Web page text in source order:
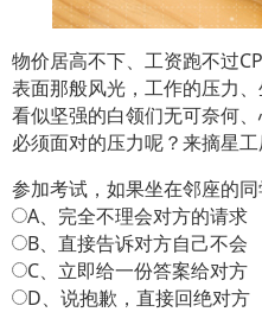
物价居高不下、工资跑不过
表面那般风光，工作的压力
看似坚强的白领们无可奈何
必须面对的压力呢？来摘星
参加考试，如果坐在邻座的
A、完全不理会对方的请求
B、直接告诉对方自己不会
C、立即给一份答案给对方
D、说抱歉，直接回绝对方